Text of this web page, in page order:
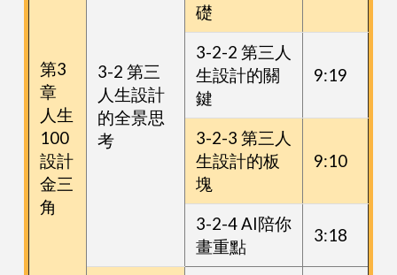
第3
章
人生
100
設計
金三
角
3-2 第三
人生設計
的全景思
考
礎
3-2-2 第三人
生設計的關
鍵
9:19
3-2-3 第三人
生設計的板
塊
9:10
3-2-4 AI陪你
畫重點
3:18